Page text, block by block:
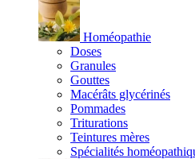
Homéopathie
Doses
Granules
Gouttes
Macérâts glycérinés
Pommades
Triturations
Teintures mères
Spécialités